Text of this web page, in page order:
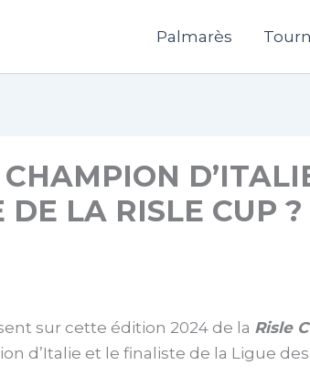
Palmarès
LA RISLE CUP ?
sur cette édition 2024 de la Risle
d’Italie et le finaliste de la Ligue des